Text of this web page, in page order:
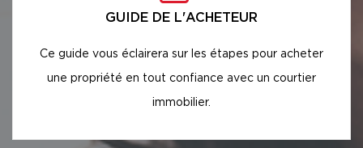
GUIDE DE L'ACHETEUR
Ce guide vous éclairera sur les étapes pour acheter
une propriété en tout confiance avec un courtier
immobilier.